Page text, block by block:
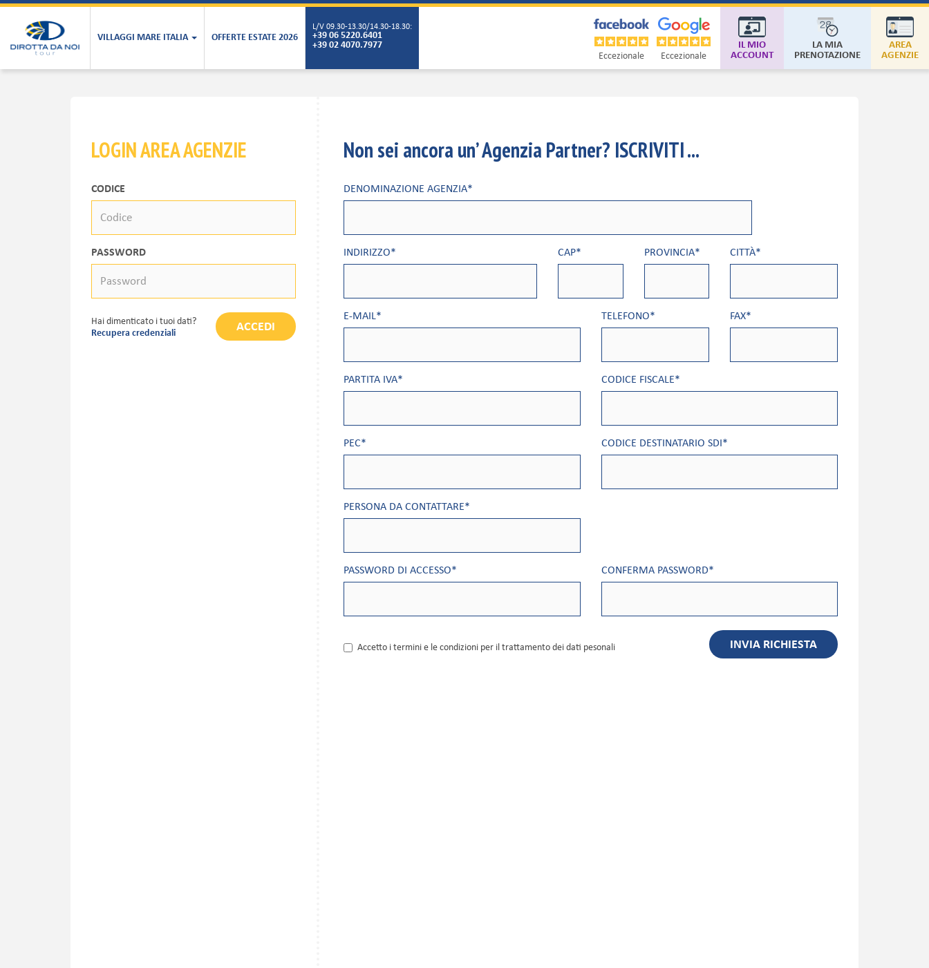
Eccezionale Eccezionale
IL MIO
ACCOUNT
LA MIA
PRENOTAZIONE
AREA
AGENZIE
VILLAGGI MARE ITALIA OFFERTE ESTATE 2026
L/V 09.30-13.30/14.30-18.30:
+39 06 5220.6401
+39 02 4070.7977
LOGIN AREA AGENZIE
CODICE
PASSWORD
Hai dimenticato i tuoi dati?
Recupera credenziali
ACCEDI
Non sei ancora un’ Agenzia Partner? ISCRIVITI ...
DENOMINAZIONE AGENZIA*
INDIRIZZO* CAP* PROVINCIA* CITTÀ*
E-MAIL* TELEFONO* FAX*
PARTITA IVA* CODICE FISCALE*
PEC* CODICE DESTINATARIO SDI*
PERSONA DA CONTATTARE*
PASSWORD DI ACCESSO* CONFERMA PASSWORD*
Accetto i termini e le condizioni per il trattamento dei dati pesonali INVIA RICHIESTA